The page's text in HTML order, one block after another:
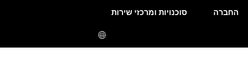
החברה סוכנויות ומרכזי שירות